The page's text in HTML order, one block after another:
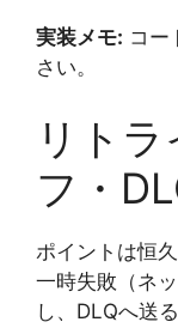
実装メモ: コー
さい。
リト
フ・
ポイントは恒
一時失敗（ネ
し、DLQへ送